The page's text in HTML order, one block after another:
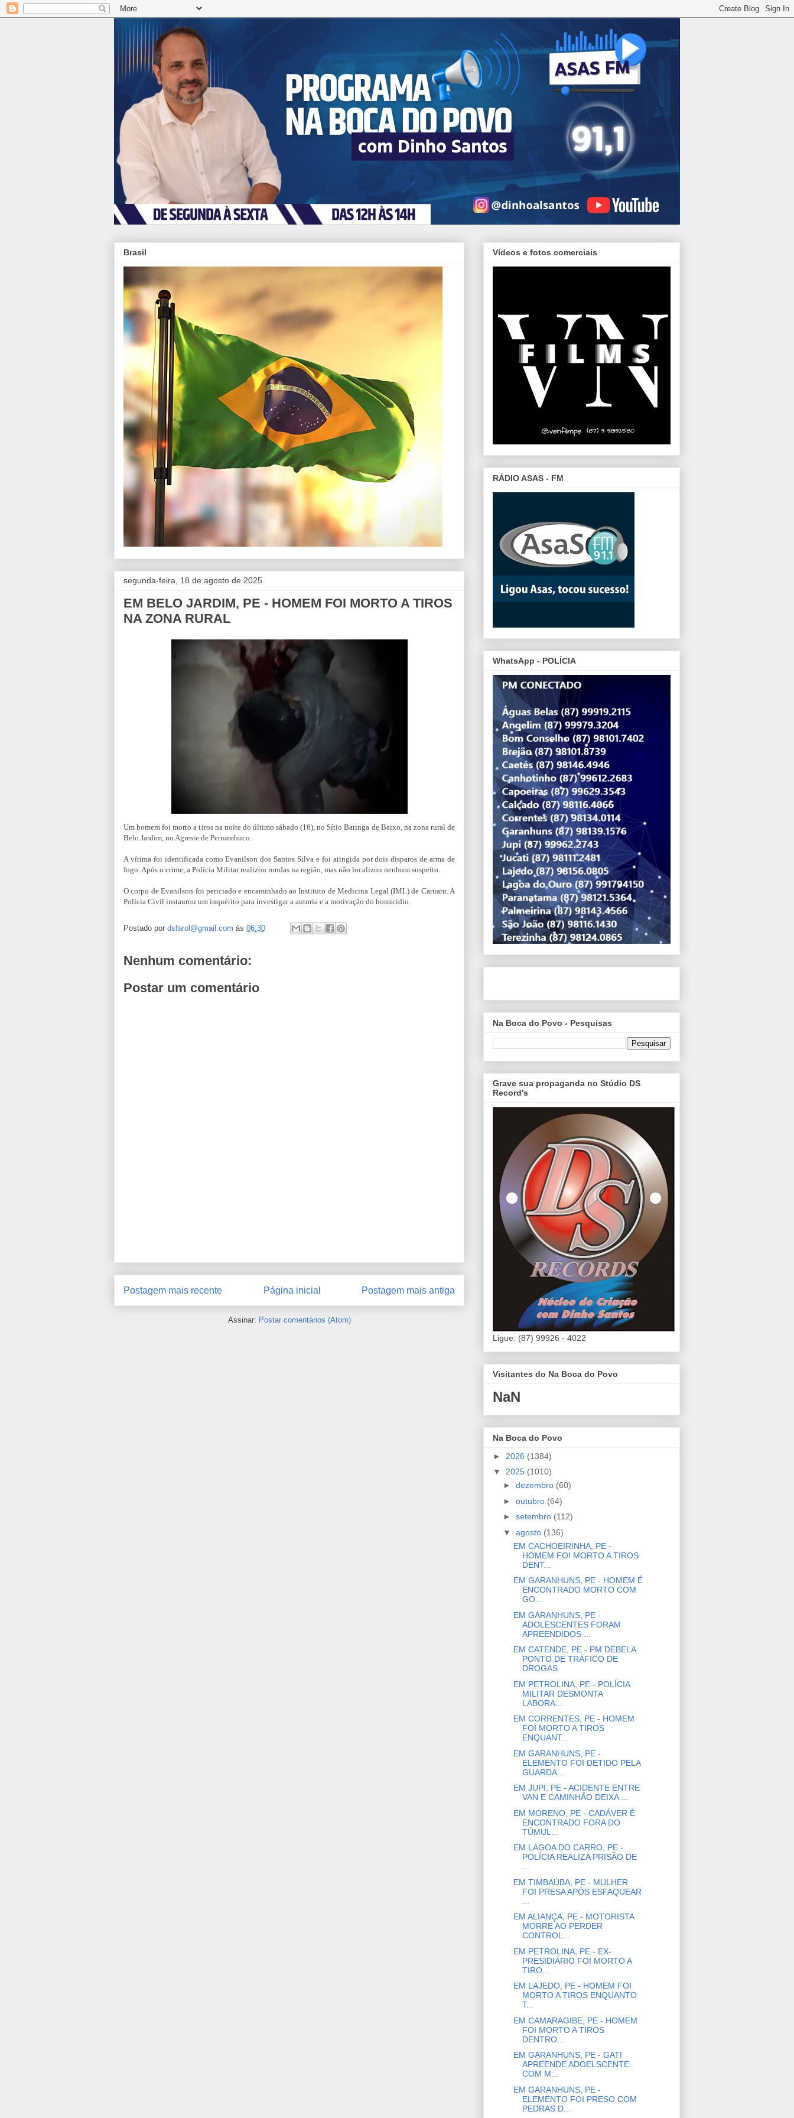
Brasil
segunda-feira, 18 de agosto de 2025
EM BELO JARDIM, PE - HOMEM FOI MORTO A TIROS
NA ZONA RURAL
Um homem foi morto a tiros na noite do último sábado (16), no Sítio Batinga de Baixo, na zona rural de
Belo Jardim, no Agreste de Pernambuco.
A vítima foi identificada como Evanilson dos Santos Silva e foi atingida por dois disparos de arma de
fogo. Após o crime, a Polícia Militar realizou rondas na região, mas não localizou nenhum suspeito.
O corpo de Evanilson foi periciado e encaminhado ao Instituto de Medicina Legal (IML) de Caruaru. A
Polícia Civil instaurou um inquérito para investigar a autoria e a motivação do homicídio.
Postado por dsfarol@gmail.com às 06:30
Nenhum comentário:
Postar um comentário
Postagem mais recente Postagem mais antiga
Página inicial
Assinar: Postar comentários (Atom)
Vídeos e fotos comerciais
RÁDIO ASAS - FM
WhatsApp - POLÍCIA
Na Boca do Povo - Pesquisas
Grave sua propaganda no Stúdio DS
Record's
Ligue: (87) 99926 - 4022
Visitantes do Na Boca do Povo
NaN
Na Boca do Povo
► 2026 (1384)
▼ 2025 (1010)
► dezembro (60)
► outubro (64)
► setembro (112)
▼ agosto (136)
EM CACHOEIRINHA, PE -
HOMEM FOI MORTO A TIROS
DENT...
EM GARANHUNS, PE - HOMEM É
ENCONTRADO MORTO COM
GO...
EM GARANHUNS, PE -
ADOLESCENTES FORAM
APREENDIDOS ...
EM CATENDE, PE - PM DEBELA
PONTO DE TRÁFICO DE
DROGAS
EM PETROLINA, PE - POLÍCIA
MILITAR DESMONTA
LABORA...
EM CORRENTES, PE - HOMEM
FOI MORTO A TIROS
ENQUANT...
EM GARANHUNS, PE -
ELEMENTO FOI DETIDO PELA
GUARDA...
EM JUPI, PE - ACIDENTE ENTRE
VAN E CAMINHÃO DEIXA ...
EM MORENO, PE - CADÁVER É
ENCONTRADO FORA DO
TÚMUL...
EM LAGOA DO CARRO, PE -
POLÍCIA REALIZA PRISÃO DE
...
EM TIMBAÚBA, PE - MULHER
FOI PRESA APÓS ESFAQUEAR
EM ALIANÇA, PE - MOTORISTA
MORRE AO PERDER
CONTROL...
EM PETROLINA, PE - EX-
PRESIDIÁRIO FOI MORTO A
TIRO...
EM LAJEDO, PE - HOMEM FOI
MORTO A TIROS ENQUANTO
T...
EM CAMARAGIBE, PE - HOMEM
FOI MORTO A TIROS
DENTRO...
EM GARANHUNS, PE - GATI
APREENDE ADOELSCENTE
COM M...
EM GARANHUNS, PE -
ELEMENTO FOI PRESO COM
PEDRAS D...